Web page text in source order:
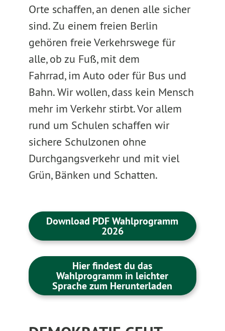
Orte schaffen, an denen alle sicher
sind. Zu einem freien Berlin
gehören freie Verkehrswege für
alle, ob zu Fuß, mit dem
Fahrrad, im Auto oder für Bus und
Bahn. Wir wollen, dass kein Mensch
mehr im Verkehr stirbt. Vor allem
rund um Schulen schaffen wir
sichere Schulzonen ohne
Durchgangsverkehr und mit viel
Grün, Bänken und Schatten.
Download PDF Wahlprogramm
2026
Hier findest du das
Wahlprogramm in leichter
Sprache zum Herunterladen